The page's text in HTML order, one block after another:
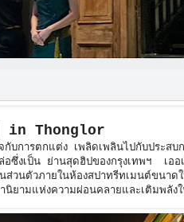
in Thonglor
บการตกแต่ง เพลิดเพลินไปกับประสบ
อซึ่งเป็น ย่านสุดฮิปของกรุงเทพฯ เอ
วนตัวภายในห้องสปาทรีทเมนต์ขนา
ยามแห่งความผ่อนคลายและเติมพลัง